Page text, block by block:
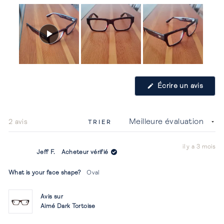
Écrire un avis
dans
2 avis
TRIER
Jeff F. Acheteur vérifié
il y a 3 mois
What is your face shape? Oval
Avis sur
Aimé Dark Tortoise
Chargement...